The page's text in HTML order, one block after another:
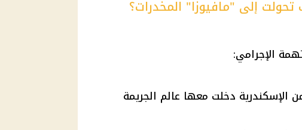
إلى "مافيوزا" المخدرات؟
الإجرامي:
الإسكندرية دخلت معها عالم الجريمة